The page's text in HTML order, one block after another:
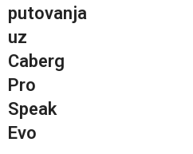
putovanja
uz
Caberg
Pro
Speak
Evo